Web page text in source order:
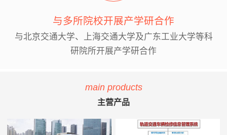
与多所院校开展产学研合作
与北京交通大学、上海交通大学及广东工业大学等科
研院所开展产学研合作
main products
主营产品